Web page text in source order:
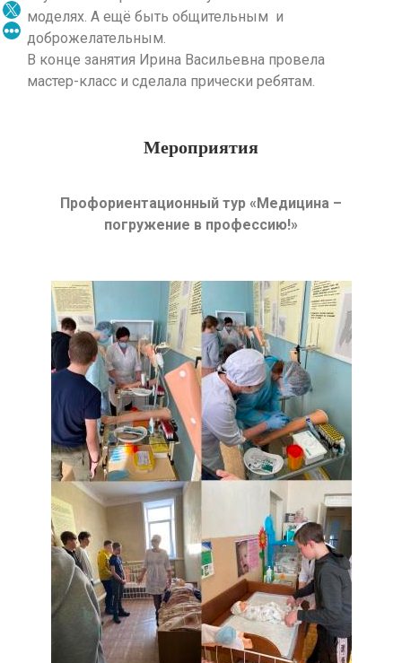
моделях. А ещё быть общительным и
доброжелательным.
В конце занятия Ирина Васильевна провела
мастер-класс и сделала прически ребятам.
Мероприятия
Профориентационный тур «Медицина –
погружение в профессию!»